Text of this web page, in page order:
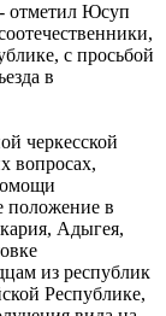
отметил Юсуп
с просьбой
в
черкесской
вопросах,
положение в
Адыгея,
из республик
Республике,